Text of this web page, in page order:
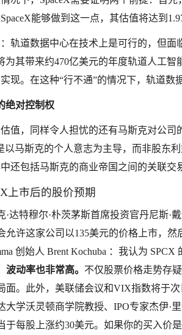
能够做到这一点，其估值将达到
轨道数据中心在技术上是可行的，但面
为其带来约470亿美元的年度轨道人工
现。在这种“行不通”的情况下，轨道数
绝对控制权
值，同样令人担忧的还有马斯克对公司
以马斯克的个人意志为主导，而非股东
还包括马斯克的商业帝国之间的关联交
上市后的股价预期
·达特穆尔·朴茨茅斯首席投资官丹尼斯·
允许这家公司以135美元的价格上市，然
创始人 Brent Kochuba ：我认为
波动率也非常高。 不仅股票价格走势存
面。此外，美联储会议和VIX指数将于
大学沃灵顿商学院教授、IPO专家杰伊·里
于每股上涨约30美元。如果你的买入价